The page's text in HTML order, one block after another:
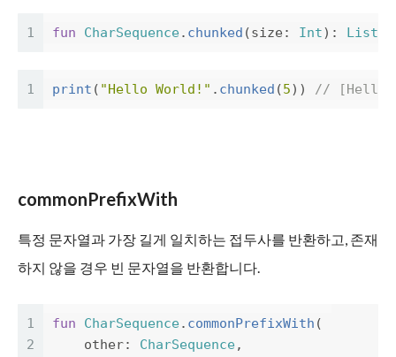
1 fun CharSequence. chunked (size : Int): List
1 print ( "Hello World!" . chunked (5)) //
commonPrefixWith
특정 문자열과 가장 길게 일치하는 접두사를 반환하고, 존재
하지 않을 경우 빈 문자열을 반환합니다.
1
2
fun CharSequence. commonPrefixWith (
other: CharSequence,